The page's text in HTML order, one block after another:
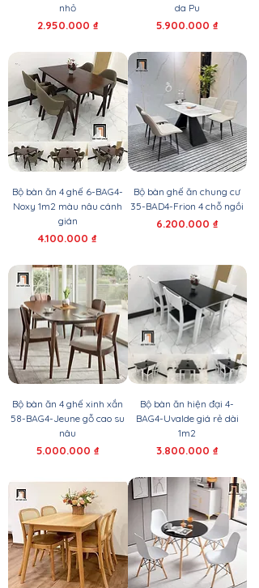
nhỏ
Giá
2.950.000 ₫
da Pu
Giá
5.900.000 ₫
Bộ bàn ăn 4 ghế 6-BAG4-
Noxy 1m2 màu nâu cánh
gián
Giá
4.100.000 ₫
Bộ bàn ghế ăn chung cư
35-BAD4-Frion 4 chỗ ngồi
Giá
6.200.000 ₫
Bộ bàn ăn 4 ghế xinh xắn
58-BAG4-Jeune gỗ cao su
nâu
Giá
5.000.000 ₫
Bộ bàn ăn hiện đại 4-
BAG4-Uvalde giá rẻ dài
1m2
Giá
3.800.000 ₫